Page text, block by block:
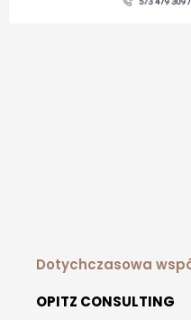
Dotychczasowa
OPITZ CONSULTING